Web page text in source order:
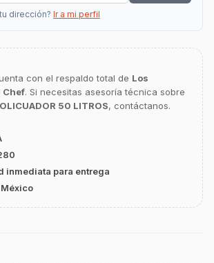
dirección? Ir a mi perfil
con el respaldo total de Los
Chef. Si necesitas asesoría técnica sobre
50 LITROS, contáctanos.
inmediata para entrega
Asesor Chef Online
Chef! 🍳 Soy GastroBot, tu asesor
te puedo apoyar hoy con tu
o utensilios?
uniformes y filipinas
sucursales y contacto